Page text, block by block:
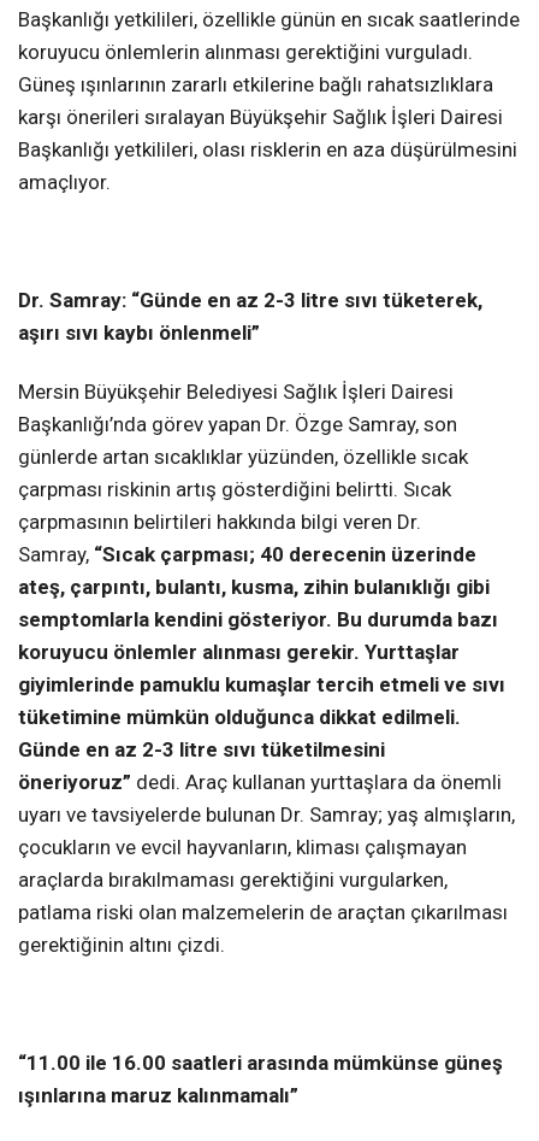
Başkanlığı yetkilileri, özellikle günün en sıcak saatlerinde
koruyucu önlemlerin alınması gerektiğini vurguladı.
Güneş ışınlarının zararlı etkilerine bağlı rahatsızlıklara
karşı önerileri sıralayan Büyükşehir Sağlık İşleri Dairesi
Başkanlığı yetkilileri, olası risklerin en aza düşürülmesini
amaçlıyor.
Dr. Samray: “Günde en az 2-3 litre sıvı tüketerek,
aşırı sıvı kaybı önlenmeli”
Mersin Büyükşehir Belediyesi Sağlık İşleri Dairesi
Başkanlığı’nda görev yapan Dr. Özge Samray, son
günlerde artan sıcaklıklar yüzünden, özellikle sıcak
çarpması riskinin artış gösterdiğini belirtti. Sıcak
çarpmasının belirtileri hakkında bilgi veren Dr.
Samray, “Sıcak çarpması; 40 derecenin üzerinde
ateş, çarpıntı, bulantı, kusma, zihin bulanıklığı gibi
semptomlarla kendini gösteriyor. Bu durumda bazı
koruyucu önlemler alınması gerekir. Yurttaşlar
giyimlerinde pamuklu kumaşlar tercih etmeli ve sıvı
tüketimine mümkün olduğunca dikkat edilmeli.
Günde en az 2-3 litre sıvı tüketilmesini
öneriyoruz” dedi. Araç kullanan yurttaşlara da önemli
uyarı ve tavsiyelerde bulunan Dr. Samray; yaş almışların,
çocukların ve evcil hayvanların, kliması çalışmayan
araçlarda bırakılmaması gerektiğini vurgularken,
patlama riski olan malzemelerin de araçtan çıkarılması
gerektiğinin altını çizdi.
“11.00 ile 16.00 saatleri arasında mümkünse güneş
ışınlarına maruz kalınmamalı”